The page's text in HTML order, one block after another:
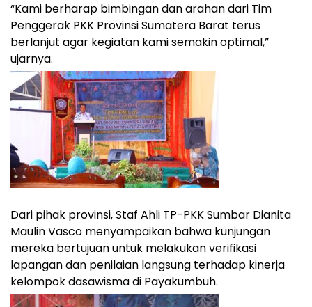
“Kami berharap bimbingan dan arahan dari Tim
Penggerak PKK Provinsi Sumatera Barat terus
berlanjut agar kegiatan kami semakin optimal,”
ujarnya.
Dari pihak provinsi, Staf Ahli TP-PKK Sumbar Dianita
Maulin Vasco menyampaikan bahwa kunjungan
mereka bertujuan untuk melakukan verifikasi
lapangan dan penilaian langsung terhadap kinerja
kelompok dasawisma di Payakumbuh.